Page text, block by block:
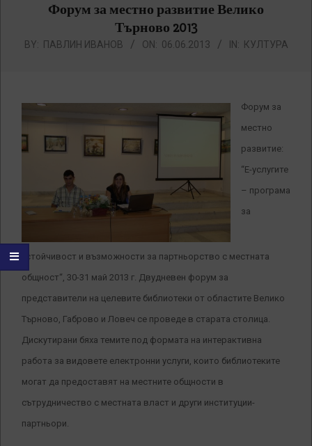
Форум за местно развитие Велико
Търново 2013
BY: ПАВЛИН ИВАНОВ ON: 06.06.2013 IN: КУЛТУРА
Форум за
местно
развитие:
“Е-услугите
– програма
за
устойчивост и възможности за партньорство с местната
общност“, 30-31 май 2013 г. Двудневен форум за
представители на целевите библиотеки от областите Велико
Търново, Габрово и Ловеч се проведе в старата столица.
Дискутирани бяха темите под формата на интерактивна
работа за видовете електронни услуги, които библиотеките
могат да предоставят на местните общности в
сътрудничество с местната власт и други институции-
партньори.